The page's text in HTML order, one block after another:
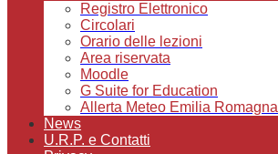
Registro Elettronico
Circolari
Orario delle lezioni
Area riservata
Moodle
G Suite for Education
Allerta Meteo Emilia Romagna
News
U.R.P. e Contatti